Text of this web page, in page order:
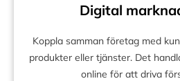
Digital
Koppla samman företag med
produkter eller tjänster. Det
online för att driva